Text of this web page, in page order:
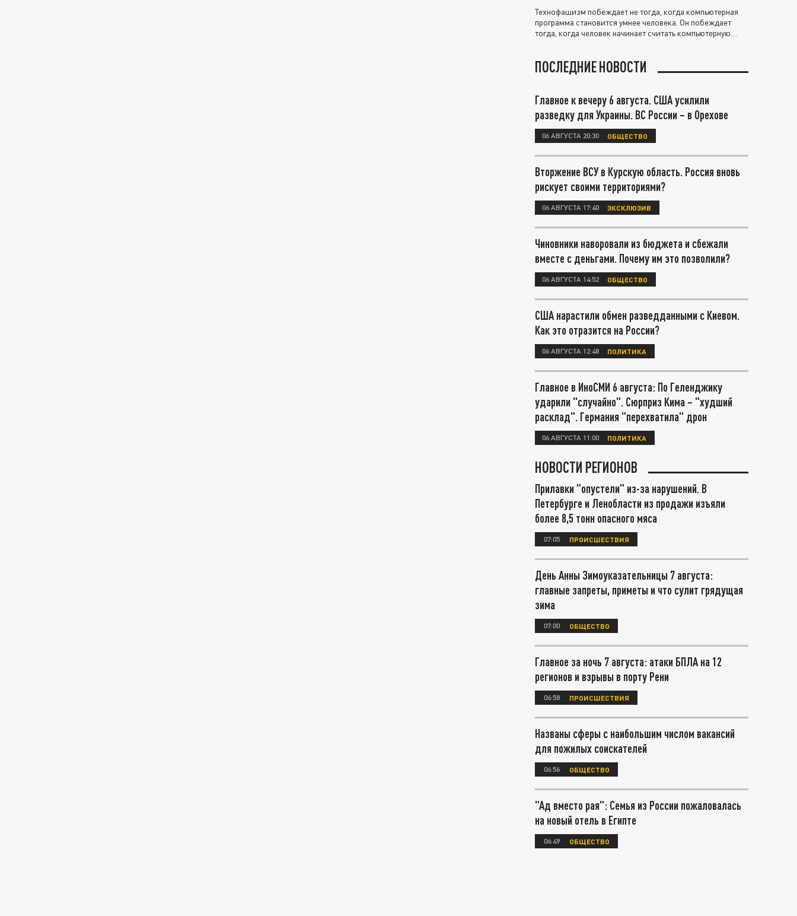
Технофашизм побеждает не тогда, когда компьютерная
программа становится умнее человека. Он побеждает
тогда, когда человек начинает считать компьютерную
ПОСЛЕДНИЕ НОВОСТИ
Главное к вечеру 6 августа. США усилили
разведку для Украины. ВС России – в Орехове
06 АВГУСТА 20:30 ОБЩЕСТВО
Вторжение ВСУ в Курскую область. Россия вновь
рискует своими территориями?
06 АВГУСТА 17:40 ЭКСКЛЮЗИВ
Чиновники наворовали из бюджета и сбежали
вместе с деньгами. Почему им это позволили?
06 АВГУСТА 14:52 ОБЩЕСТВО
США нарастили обмен разведданными с Киевом.
Как это отразится на России?
06 АВГУСТА 12:48 ПОЛИТИКА
Главное в ИноСМИ 6 августа: По Геленджику
ударили "случайно". Сюрприз Кима – "худший
расклад". Германия "перехватила" дрон
06 АВГУСТА 11:00 ПОЛИТИКА
НОВОСТИ РЕГИОНОВ
Прилавки "опустели" из-за нарушений. В
Петербурге и Ленобласти из продажи изъяли
более 8,5 тонн опасного мяса
07:05 ПРОИСШЕСТВИЯ
День Анны Зимоуказательницы 7 августа:
главные запреты, приметы и что сулит грядущая
зима
07:00 ОБЩЕСТВО
Главное за ночь 7 августа: атаки БПЛА на 12
регионов и взрывы в порту Рени
06:58 ПРОИСШЕСТВИЯ
Названы сферы с наибольшим числом вакансий
для пожилых соискателей
06:56 ОБЩЕСТВО
"Ад вместо рая": Семья из России пожаловалась
на новый отель в Египте
06:49 ОБЩЕСТВО